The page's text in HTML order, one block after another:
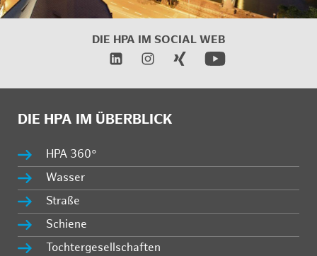
DIE HPA IM SOCIAL WEB
DIE HPA IM ÜBERBLICK
HPA 360°
Wasser
Straße
Schiene
Tochtergesellschaften